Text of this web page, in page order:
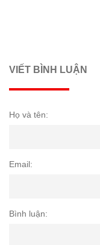
VIẾT BÌNH LUẬN
Họ và tên:
Email:
Bình luận: